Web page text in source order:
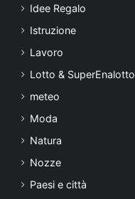
Idee Regalo
Istruzione
Lavoro
Lotto & SuperEnalotto
meteo
Moda
Natura
Nozze
Paesi e città